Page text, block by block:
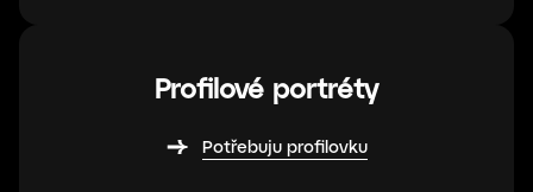
Profilové portréty
Potřebuju profilovku